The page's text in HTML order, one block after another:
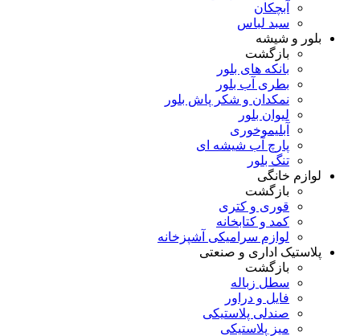
آبچکان
سبد لباس
بلور و شیشه
بازگشت
بانکه های بلور
بطری آب بلور
نمکدان و شکر پاش بلور
لیوان بلور
آبلیموخوری
پارچ آب شیشه ای
تنگ بلور
لوازم خانگی
بازگشت
قوری و کتری
کمد و کتابخانه
لوازم سرامیکی آشپزخانه
پلاستیک اداری و صنعتی
بازگشت
سطل زباله
فایل و دراور
صندلی پلاستیکی
میز پلاستیکی